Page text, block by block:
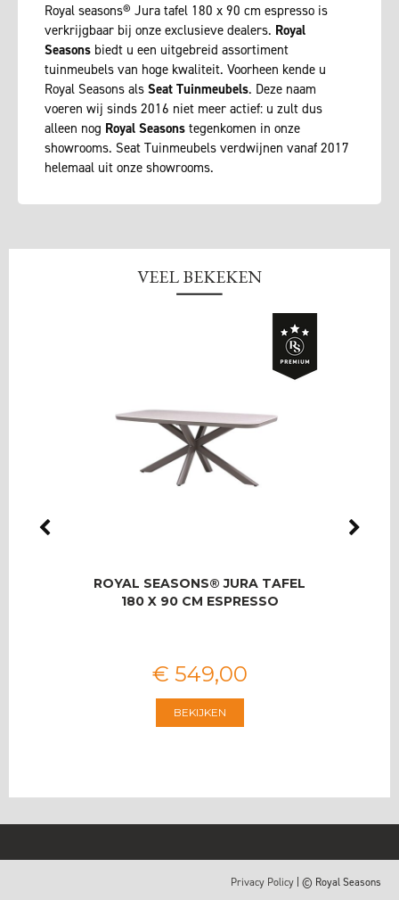
Royal seasons® Jura tafel 180 x 90 cm espresso is
verkrijgbaar bij onze exclusieve dealers. Royal
Seasons biedt u een uitgebreid assortiment
tuinmeubels van hoge kwaliteit. Voorheen kende u
Royal Seasons als Seat Tuinmeubels. Deze naam
voeren wij sinds 2016 niet meer actief: u zult dus
alleen nog Royal Seasons tegenkomen in onze
showrooms. Seat Tuinmeubels verdwijnen vanaf 2017
helemaal uit onze showrooms.
VEEL BEKEKEN
ROYAL SEASONS® JURA TAFEL
180 X 90 CM ESPRESSO
€ 549,00
BEKIJKEN
Privacy Policy | © Royal Seasons